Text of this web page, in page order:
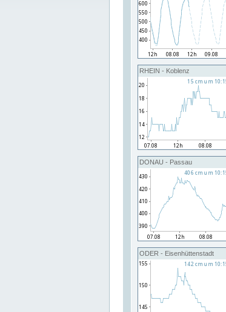
RHEIN - Koblenz
DONAU - Passau
ODER - Eisenhüttenstadt